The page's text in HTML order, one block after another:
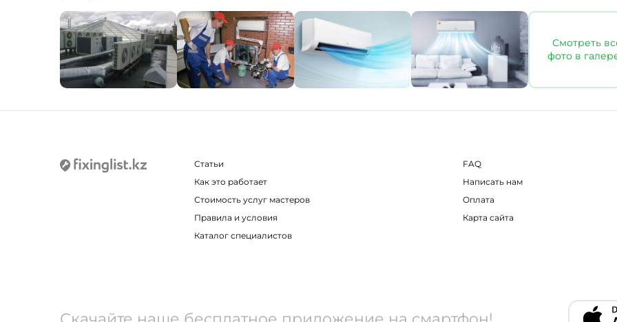
Смотреть
фото в
Статьи
FAQ
Как это работает
Написать нам
Стоимость услуг мастеров
Оплата
Правила и условия
Карта сайта
Каталог специалистов